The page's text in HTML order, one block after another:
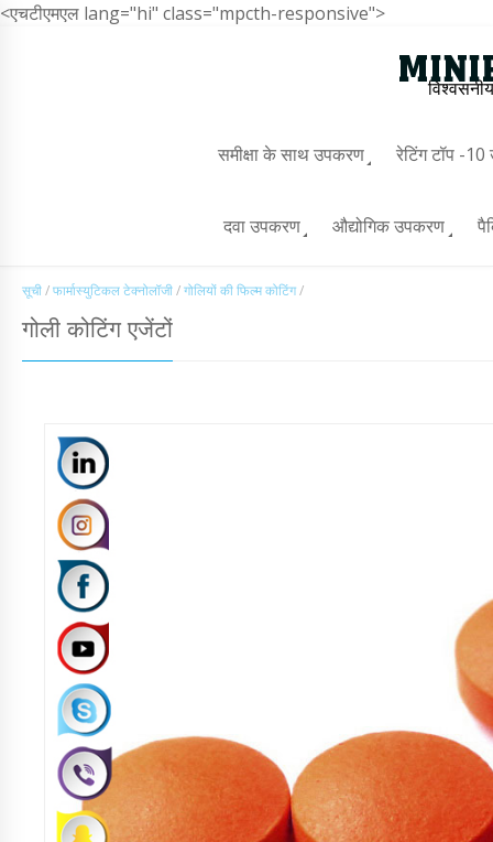
<एचटीएमएल lang="hi" class="mpcth-responsive">
समीक्षा के साथ उपकरण रेटिंग टॉप -
दवा उपकरण औद्योगिक उपकरण
सूची/फार्मास्युटिकल टेक्नोलॉजी/गोलियों की फिल्म कोटिंग/
गोली कोटिंग एजेंटों